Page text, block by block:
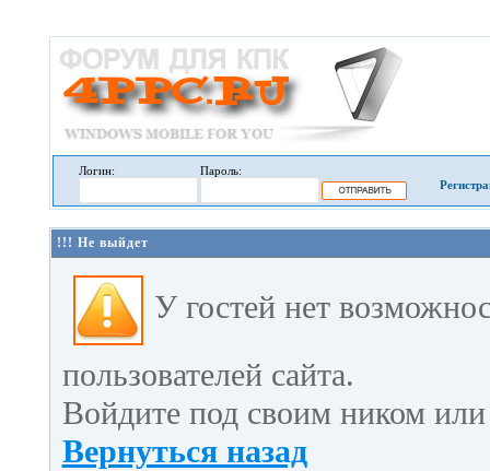
Логин:
Пароль:
!!! Не выйдет
У гостей нет
пользователей сайта.
Войдите под своим ником или
Вернуться назад